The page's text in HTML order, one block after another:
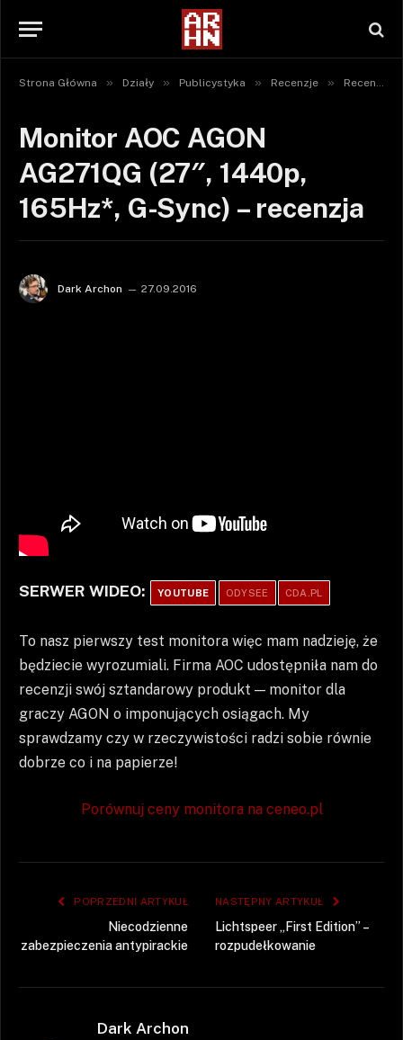
Strona Główna » Działy » Publicystyka » Recenzje » Recenzje sprzętu
Monitor AOC AGON
AG271QG (27″, 1440p,
165Hz*, G-Sync) – recenzja
Dark Archon 27.09.2016
SERWER WIDEO: YOUTUBE ODYSEE CDA.PL
To nasz pierwszy test monitora więc mam nadzieję, że
będziecie wyrozumiali. Firma AOC udostępniła nam do
recenzji swój sztandarowy produkt — monitor dla
graczy AGON o imponujących osiągach. My
sprawdzamy czy w rzeczywistości radzi sobie równie
dobrze co i na papierze!
Porównuj ceny monitora na ceneo.pl
POPRZEDNI ARTYKUŁ
Niecodzienne
zabezpieczenia antypirackie
NASTĘPNY ARTYKUŁ
Lichtspeer „First Edition” –
rozpudełkowanie
Dark Archon